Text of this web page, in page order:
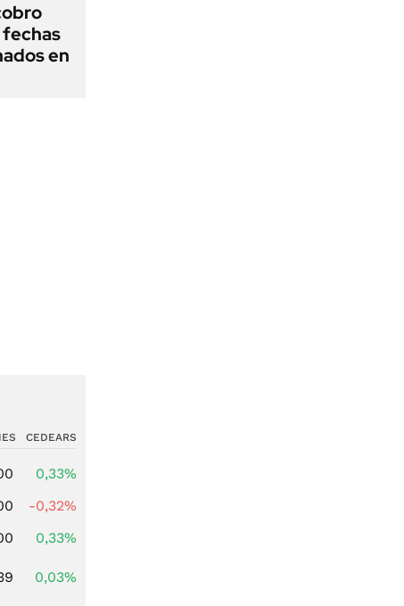
fechas
en
CEDEARS
0,33%
-0,32%
0,33%
0,03%